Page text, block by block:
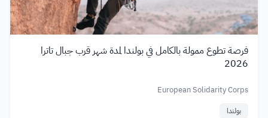
فرصة تطوع ممولة بالكامل في بولندا لمدة شهر قرب جبال تاترا
2026
European Solidarity Corps
بولندا